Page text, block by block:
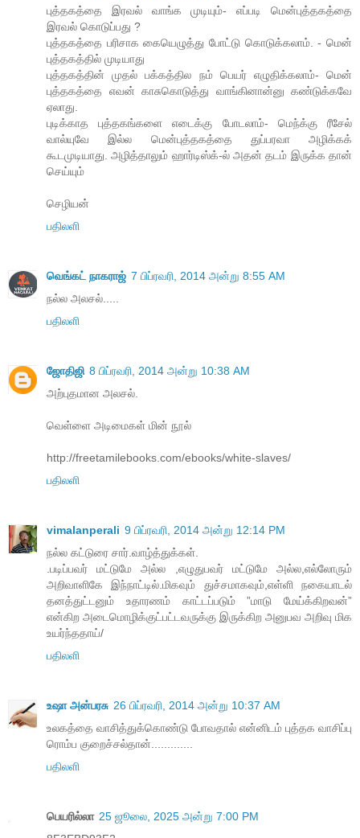
புத்தகத்தை இரவல் வாங்க முடியும்- எப்படி மென்புத்தகத்தை
இரவல் கொடுப்பது ?
புத்தகத்தை பரிசாக கையெழுத்து போட்டு கொடுக்கலாம். - மென்
புத்தகத்தில் முடியாது
புத்தகத்தின் முதல் பக்கத்தில நம் பெயர் எழுதிக்கலாம்- மென்
புத்தகத்தை எவன் காசுகொடுத்து வாங்கினான்னு கண்டுக்கவே
ஏலாது.
புடிக்காத புத்தகங்களை எடைக்கு போடலாம்- மெந்க்கு ரீசேல்
வால்யுவே இல்ல மென்புத்தகத்தை துப்பரவா அழிக்கக்
கூடமுடியாது. அழித்தாலும் ஹார்டிஸ்க்-ல் அதன் தடம் இருக்க தான்
செய்யும்
செழியன்
பதிலளி
வெங்கட் நாகராஜ் 7 பிப்ரவரி, 2014 அன்று 8:55 AM
நல்ல அலசல்.....
பதிலளி
ஜோதிஜி 8 பிப்ரவரி, 2014 அன்று 10:38 AM
அற்புதமான அலசல்.
வெள்ளை அடிமைகள் மின் நூல்
http://freetamilebooks.com/ebooks/white-slaves/
பதிலளி
vimalanperali 9 பிப்ரவரி, 2014 அன்று 12:14 PM
நல்ல கட்டுரை சார்.வாழ்த்துக்கள்.
.படிப்பவர் மட்டுமே அல்ல ,எழுதுபவர் மட்டுமே அல்ல,எல்லோரும்
அறிவாளிகே இந்நாட்டில்.மிகவும் துச்சமாகவும்,எள்ளி நகையாடல்
தனத்துட்டனும் உதாரணம் காட்டப்படும் ”மாடு மேய்க்கிறவன்”
என்கிற அடைமொழிக்குட்பட்டவருக்கு இருக்கிற அனுபவ அறிவு மிக
உயர்ந்ததாய்/
பதிலளி
உஷா அன்பரசு 26 பிப்ரவரி, 2014 அன்று 10:37 AM
உலகத்தை வாசித்துக்கொண்டு போவதால் என்னிடம் புத்தக வாசிப்பு
ரொம்ப குறைச்சல்தான்.............
பதிலளி
பெயரில்லா 25 ஜூலை, 2025 அன்று 7:00 PM